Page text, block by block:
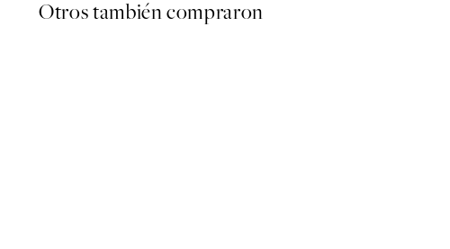
Otros también compraron